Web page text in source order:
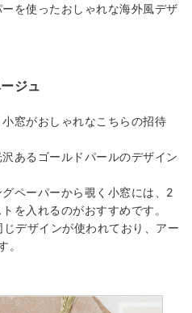
を使ったおしゃれな海外風デザ
ジュ
窓がおしゃれなこちらの招待
あるゴールドパールのデザイン
ペーパーから覗く小窓には、2
を入れるのがおすすめです。
デザインが使われており、アー
。